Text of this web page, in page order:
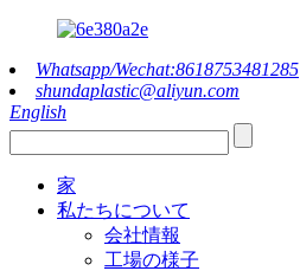
Whatsapp/Wechat:8618753481285
shundaplastic@aliyun.com
English
家
私たちについて
会社情報
工場の様子